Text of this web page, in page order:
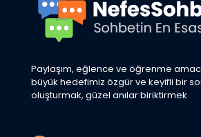
Paylaşım, eğlence ve öğrenme
büyük hedefimiz özgür ve keyifli bir
oluşturmak, güzel anılar biriktirmek